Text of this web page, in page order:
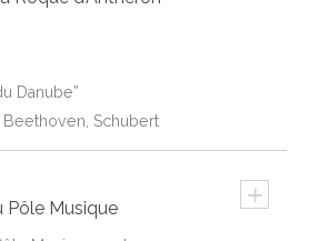
Danube”
Beethoven, Schubert
+
Pôle Musique